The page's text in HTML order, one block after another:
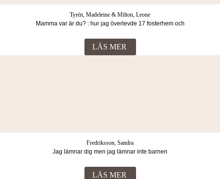
Tyrén, Madeleine & Milton, Leone
Mamma var är du? : hur jag överlevde 17 fosterhem och
LÄS MER
Fredriksson, Sandra
Jag lämnar dig men jag lämnar inte barnen
LÄS MER